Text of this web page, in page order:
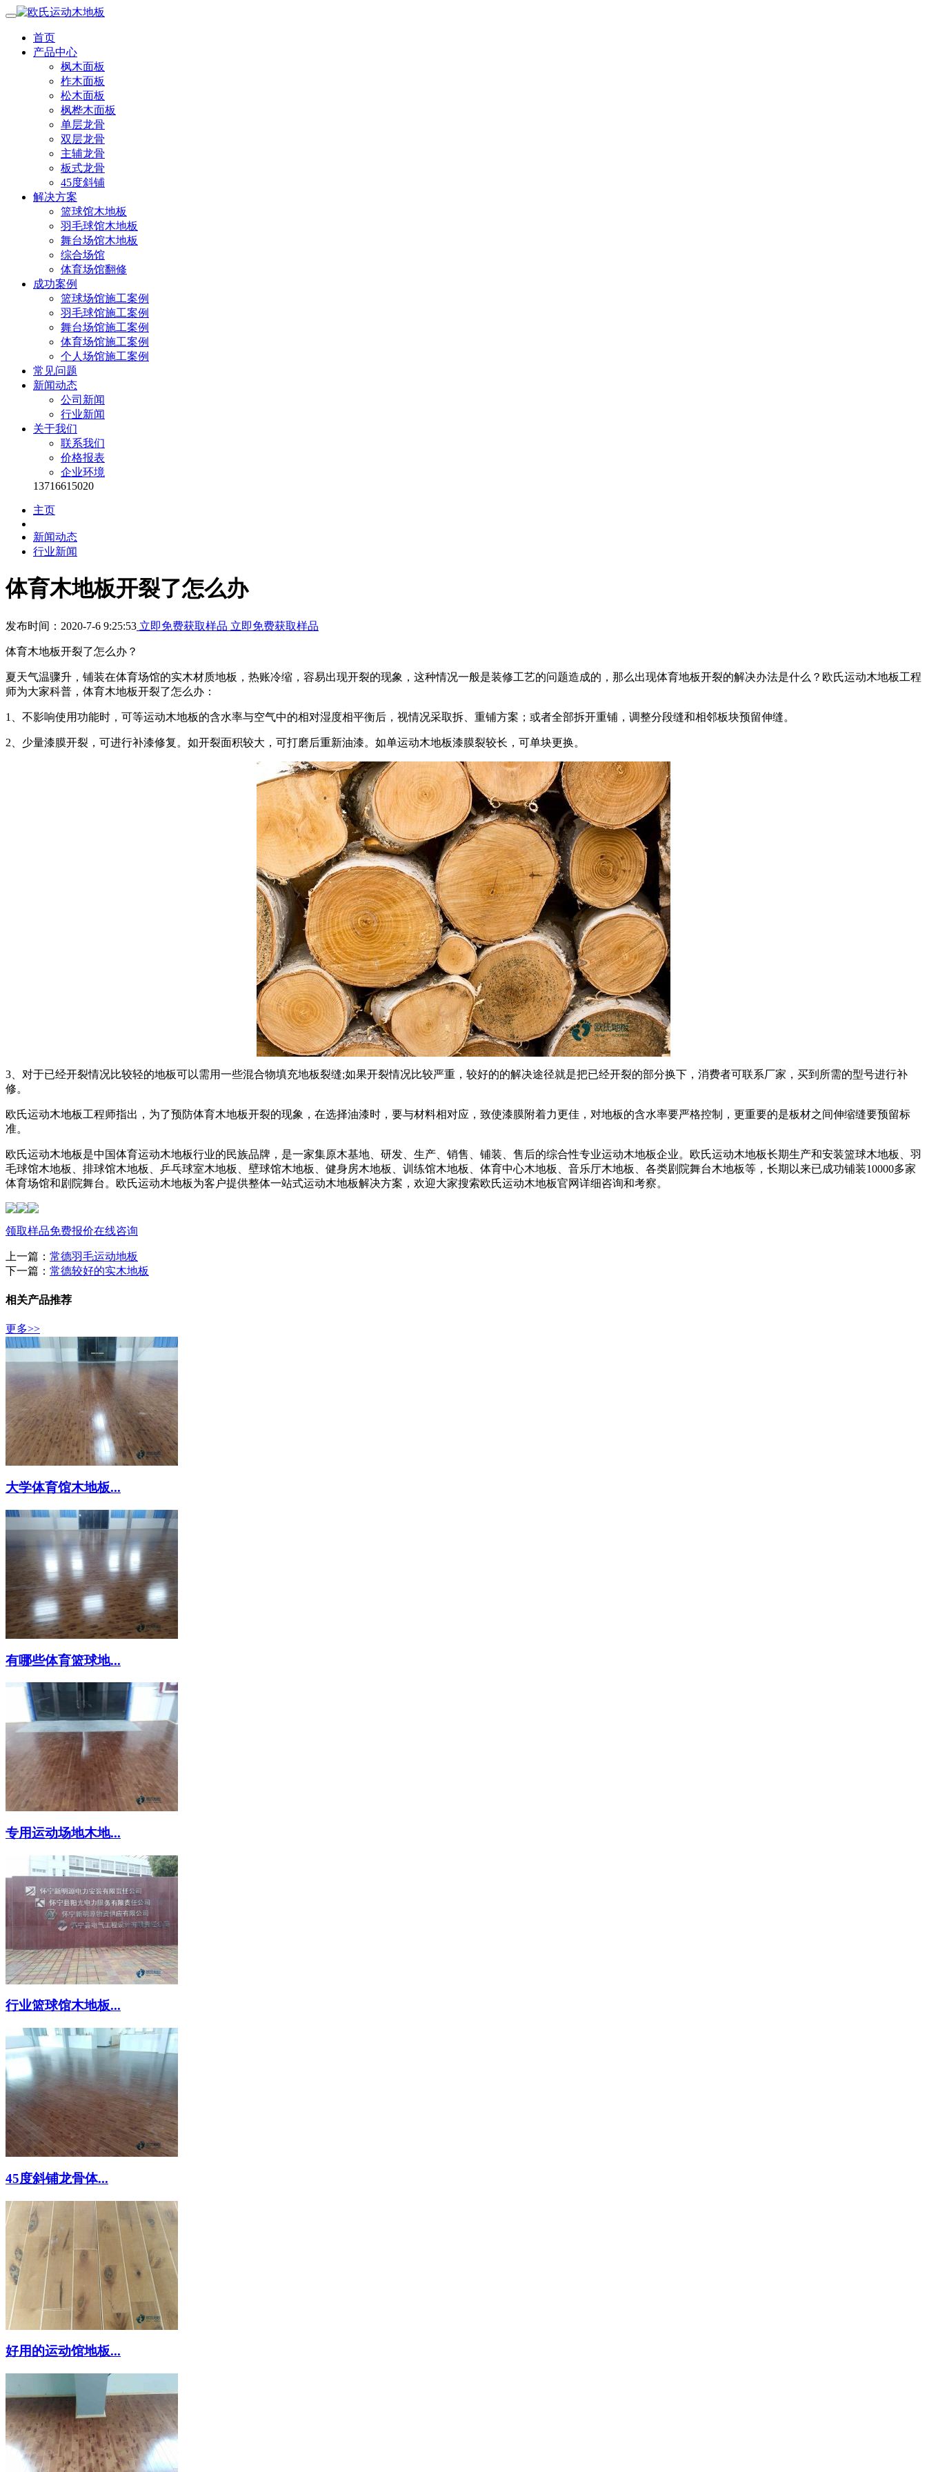
首页
产品中心
枫木面板
柞木面板
松木面板
枫桦木面板
单层龙骨
双层龙骨
主辅龙骨
板式龙骨
45度斜铺
解决方案
篮球馆木地板
羽毛球馆木地板
舞台场馆木地板
综合场馆
体育场馆翻修
成功案例
篮球场馆施工案例
羽毛球馆施工案例
舞台场馆施工案例
体育场馆施工案例
个人场馆施工案例
常见问题
新闻动态
公司新闻
行业新闻
关于我们
联系我们
价格报表
企业环境
13716615020
主页
新闻动态
行业新闻
体育木地板开裂了怎么办
发布时间：2020-7-6 9:25:53 立即免费获取样品 立即免费获取样品
体育木地板开裂了怎么办？
夏天气温骤升，铺装在体育场馆的实木材质地板，热账冷缩，容易出现开裂的现象，这种情况一般是装修工艺的问题造成的，那么出现体育地板开裂的解决办法是什么？欧氏运动木地板工程
师为大家科普，体育木地板开裂了怎么办：
1、不影响使用功能时，可等运动木地板的含水率与空气中的相对湿度相平衡后，视情况采取拆、重铺方案；或者全部拆开重铺，调整分段缝和相邻板块预留伸缝。
2、少量漆膜开裂，可进行补漆修复。如开裂面积较大，可打磨后重新油漆。如单运动木地板漆膜裂较长，可单块更换。
3、对于已经开裂情况比较轻的地板可以需用一些混合物填充地板裂缝;如果开裂情况比较严重，较好的的解决途径就是把已经开裂的部分换下，消费者可联系厂家，买到所需的型号进行补
修。
欧氏运动木地板工程师指出，为了预防体育木地板开裂的现象，在选择油漆时，要与材料相对应，致使漆膜附着力更佳，对地板的含水率要严格控制，更重要的是板材之间伸缩缝要预留标
准。
欧氏运动木地板是中国体育运动木地板行业的民族品牌，是一家集原木基地、研发、生产、销售、铺装、售后的综合性专业运动木地板企业。欧氏运动木地板长期生产和安装篮球木地板、羽
毛球馆木地板、排球馆木地板、乒乓球室木地板、壁球馆木地板、健身房木地板、训练馆木地板、体育中心木地板、音乐厅木地板、各类剧院舞台木地板等，长期以来已成功铺装10000多家
体育场馆和剧院舞台。欧氏运动木地板为客户提供整体一站式运动木地板解决方案，欢迎大家搜索欧氏运动木地板官网详细咨询和考察。
领取样品免费报价在线咨询
上一篇： 常德羽毛运动地板
下一篇： 常德较好的实木地板
相关产品推荐
更多>>
大学体育馆木地板...
有哪些体育篮球地...
专用运动场地木地...
行业篮球馆木地板...
45度斜铺龙骨体...
好用的运动馆地板...